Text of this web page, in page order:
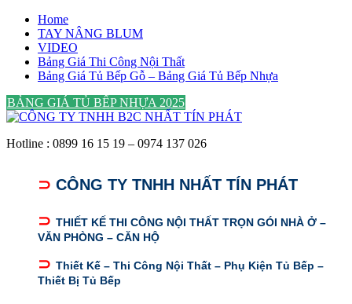
Skip
content
Home
TAY NÂNG BLUM
VIDEO
Bảng Giá Thi Công Nội Thất
Bảng Giá Tủ Bếp Gỗ – Bảng Giá Tủ Bếp Nhựa
BẢNG GIÁ TỦ BẾP NHỰA 2025
Hotline : 0899 16 15 19 – 0974 137 026
⊃ CÔNG TY TNHH NHẤT TÍN PHÁT
⊃ THIẾT KẾ THI CÔNG NỘI THẤT TRỌN GÓI NHÀ Ở –
VĂN PHÒNG – CĂN HỘ
⊃ Thiết Kế – Thi Công Nội Thất – Phụ Kiện Tủ Bếp –
Thiết Bị Tủ Bếp